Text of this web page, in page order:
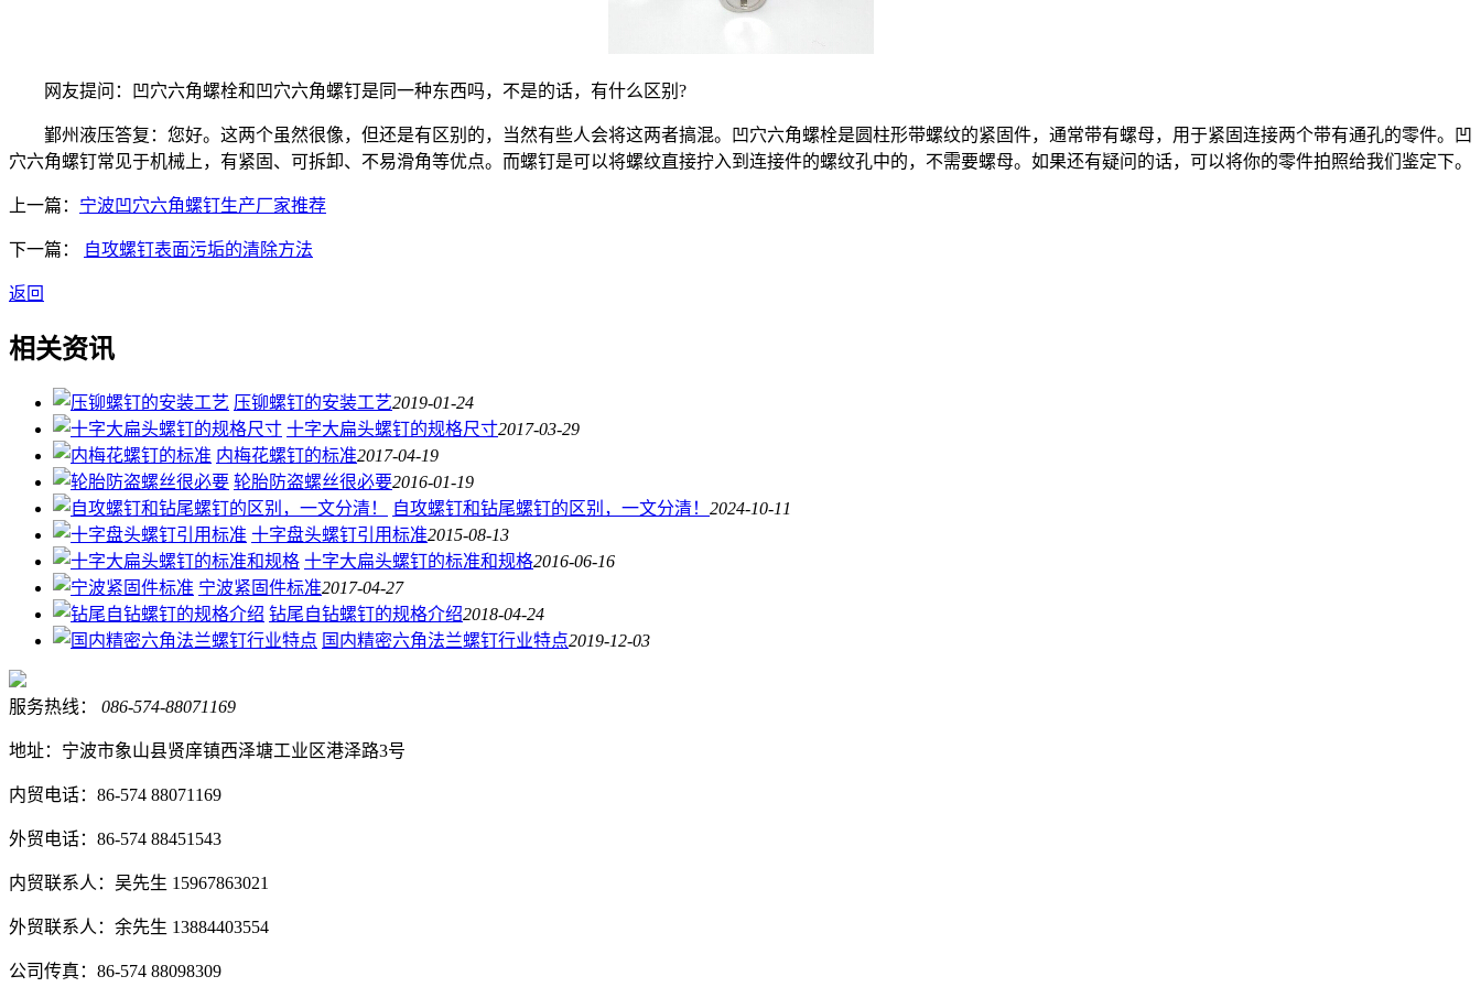
网友提问：凹穴六角螺栓和凹穴六角螺钉是同一种东西吗，不是的话，有什么区别?
鄞州液压答复：您好。这两个虽然很像，但还是有区别的，当然有些人会将这两者搞混。凹穴六角螺栓是圆柱形带螺纹的紧固件，通常带有螺母，用于紧固连接两个带有通孔的零件。凹
穴六角螺钉常见于机械上，有紧固、可拆卸、不易滑角等优点。而螺钉是可以将螺纹直接拧入到连接件的螺纹孔中的，不需要螺母。如果还有疑问的话，可以将你的零件拍照给我们鉴定下。
上一篇： 宁波凹穴六角螺钉生产厂家推荐
下一篇： 自攻螺钉表面污垢的清除方法
返回
相关资讯
压铆螺钉的安装工艺2019-01-24
十字大扁头螺钉的规格尺寸2017-03-29
内梅花螺钉的标准2017-04-19
轮胎防盗螺丝很必要2016-01-19
自攻螺钉和钻尾螺钉的区别，一文分清！ 2024-10-11
十字盘头螺钉引用标准2015-08-13
十字大扁头螺钉的标准和规格2016-06-16
宁波紧固件标准2017-04-27
钻尾自钻螺钉的规格介绍2018-04-24
国内精密六角法兰螺钉行业特点2019-12-03
服务热线： 086-574-88071169
地址：宁波市象山县贤庠镇西泽塘工业区港泽路3号
内贸电话：86-574 88071169
外贸电话：86-574 88451543
内贸联系人：吴先生 15967863021
外贸联系人：余先生 13884403554
公司传真：86-574 88098309